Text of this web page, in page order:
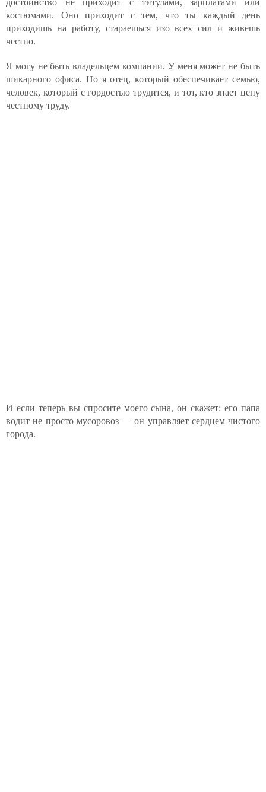
достоинство не приходит с титулами, зарплатами или
костюмами. Оно приходит с тем, что ты каждый день
приходишь на работу, стараешься изо всех сил и живешь
честно.
Я могу не быть владельцем компании. У меня может не быть
шикарного офиса. Но я отец, который обеспечивает семью,
человек, который с гордостью трудится, и тот, кто знает цену
честному труду.
И если теперь вы спросите моего сына, он скажет: его папа
водит не просто мусоровоз — он управляет сердцем чистого
города.